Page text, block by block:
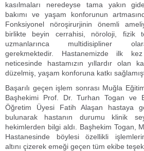
kasılmaları neredeyse tama yakın
bakımı ve yaşam konforunun
Fonksiyonel nöroşirurjinin önemli
birlikte beyin cerrahisi, nöroloji, fizik
uzmanlarınca multidisipliner
gerekmektedir. Hastanemizde ilk
neticesinde hastamızın yıllardır olan
düzelmiş, yaşam konforuna katkı
Başarılı geçen işlem sonrası Muğla
Başhekimi Prof. Dr. Turhan Togan ve
Öğretim Üyesi Fatih Alaşan hastaya
bulunarak hastanın durumu klinik
hekimlerden bilgi aldı. Başhekim Togan,
Hastanesinde böylesi özellikli
altını çizerek emeği geçen tüm ekibe